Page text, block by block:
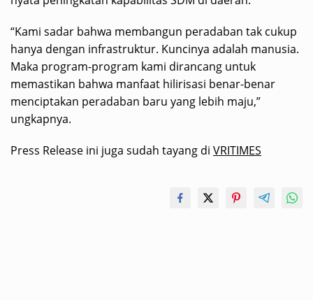
“Kami sadar bahwa membangun peradaban tak cukup
hanya dengan infrastruktur. Kuncinya adalah manusia.
Maka program-program kami dirancang untuk
memastikan bahwa manfaat hilirisasi benar-benar
menciptakan peradaban baru yang lebih maju,”
ungkapnya.
Press Release ini juga sudah tayang di VRITIMES